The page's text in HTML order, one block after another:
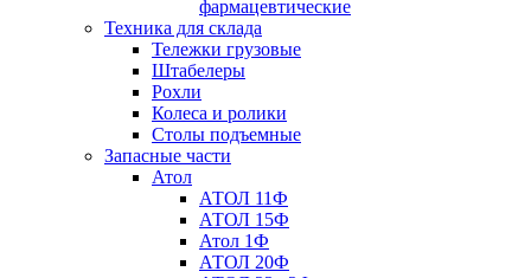
фармацевтические
Техника для склада
Тележки грузовые
Штабелеры
Рохли
Колеса и ролики
Столы подъемные
Запасные части
Атол
АТОЛ 11Ф
АТОЛ 15Ф
Атол 1Ф
АТОЛ 20Ф